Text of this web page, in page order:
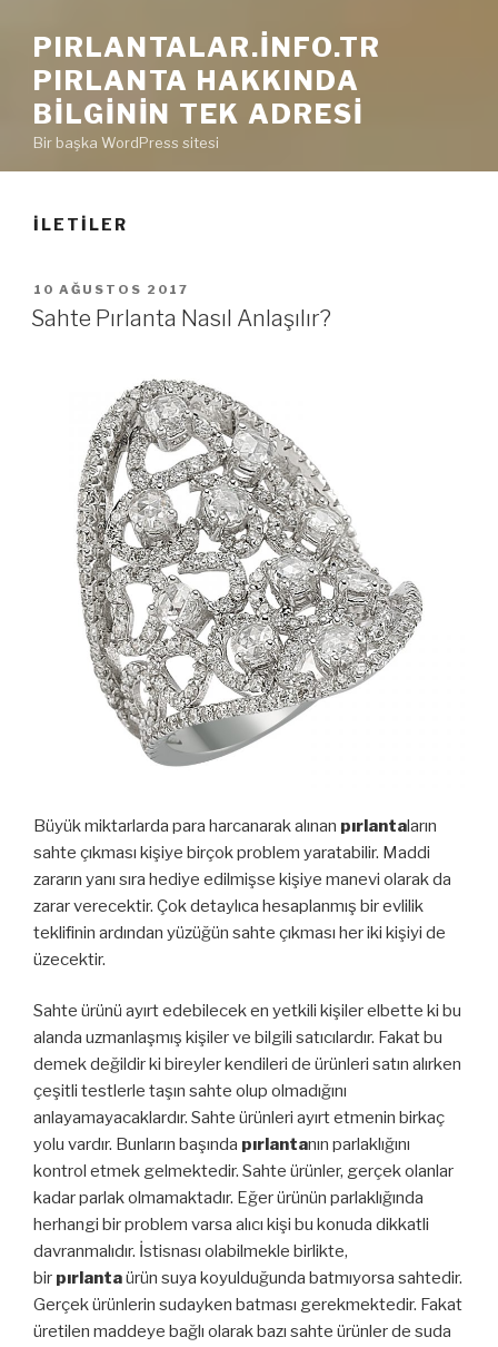
PIRLANTALAR.INFO.TR
PIRLANTA HAKKINDA
BILGININ TEK ADRESI
Bir başka WordPress sitesi
İLETILER
YAYIM
TARIHI
10 AĞUSTOS 2017
Sahte Pırlanta Nasıl Anlaşılır?
Büyük miktarlarda para harcanarak alınan pırlantaların
sahte çıkması kişiye birçok problem yaratabilir. Maddi
zararın yanı sıra hediye edilmişse kişiye manevi olarak da
zarar verecektir. Çok detaylıca hesaplanmış bir evlilik
teklifinin ardından yüzüğün sahte çıkması her iki kişiyi de
üzecektir.
Sahte ürünü ayırt edebilecek en yetkili kişiler elbette ki bu
alanda uzmanlaşmış kişiler ve bilgili satıcılardır. Fakat bu
demek değildir ki bireyler kendileri de ürünleri satın alırken
çeşitli testlerle taşın sahte olup olmadığını
anlayamayacaklardır. Sahte ürünleri ayırt etmenin birkaç
yolu vardır. Bunların başında pırlantanın parlaklığını
kontrol etmek gelmektedir. Sahte ürünler, gerçek olanlar
kadar parlak olmamaktadır. Eğer ürünün parlaklığında
herhangi bir problem varsa alıcı kişi bu konuda dikkatli
davranmalıdır. İstisnası olabilmekle birlikte,
bir pırlantaürün suya koyulduğunda batmıyorsa sahtedir.
Gerçek ürünlerin sudayken batması gerekmektedir. Fakat
üretilen maddeye bağlı olarak bazı sahte ürünler de suda